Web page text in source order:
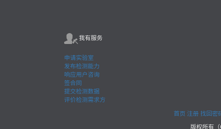
我有服务
申请实验室
发布检测能力
响应用户咨询
签合同
提交检测数据
评价检测需求方
首页 注册找回密
版权所有